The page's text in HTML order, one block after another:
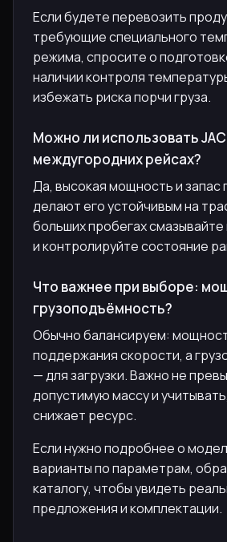
Если будете перевозить
требующие специального
режима, спросите о
наличии контроля
избежать риска порчи груза.
Можно ли использовать JAC
междугородних рейсах?
Да, высокая мощность и запас
делают его устойчивым на
больших пробегах
и контролируйте состояние
Что важнее при выборе:
грузоподъёмность?
Обычно балансируем:
поддержания скорости, а
— для загрузки. Важно не
допустимую массу и
снижает ресурс.
Если нужно подробнее о
варианты по параметрам,
каталогу, чтобы увидеть
предложения и комплектации.